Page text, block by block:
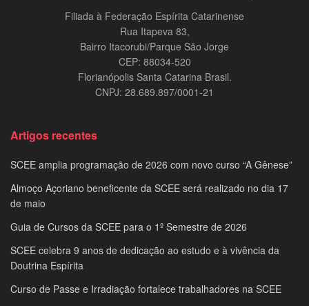
Filiada à Federação Espírita Catarinense
Rua Itapeva 83,
Bairro Itacorubi/Parque São Jorge
CEP: 88034-520
Florianópolis Santa Catarina Brasil.
CNPJ: 28.689.897/0001-21
Artigos recentes
SCEE amplia programação de 2026 com novo curso “A Gênese”
Almoço Açoriano beneficente da SCEE será realizado no dia 17
de maio
Guia de Cursos da SCEE para o 1º Semestre de 2026
SCEE celebra 9 anos de dedicação ao estudo e à vivência da
Doutrina Espírita
Curso de Passe e Irradiação fortalece trabalhadores na SCEE